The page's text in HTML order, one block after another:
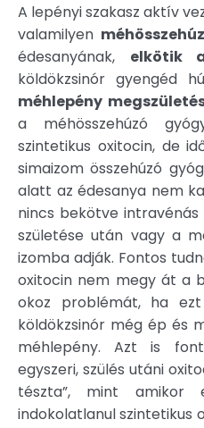
A lepényi szakasz aktív
valamilyen
édesanyának, elkötik
köldökzsinór gyengéd
méhlepény
a méhösszehúzó
szintetikus oxitocin, de
simaizom összehúzó
alatt az édesanya nem
nincs bekötve
születése után vagy a
izomba adják. Fontos
oxitocin nem megy át a
okoz problémát, ha
köldökzsinór még ép és
méhlepény. Azt is
egyszeri, szülés utáni
tészta”, mint amikor
indokolatlanul szintetikus